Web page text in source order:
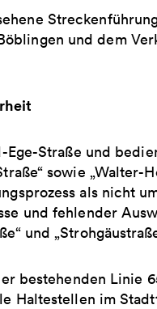
und dem
Straße und
sowie „Walter-
als nicht
und fehlender
und
bestehenden Linie
Haltestellen im